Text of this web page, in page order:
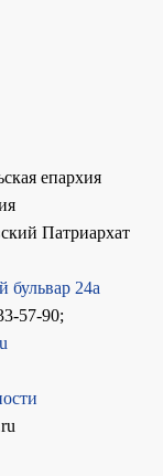
епархия
Патриархат
бульвар 24а
57-90;